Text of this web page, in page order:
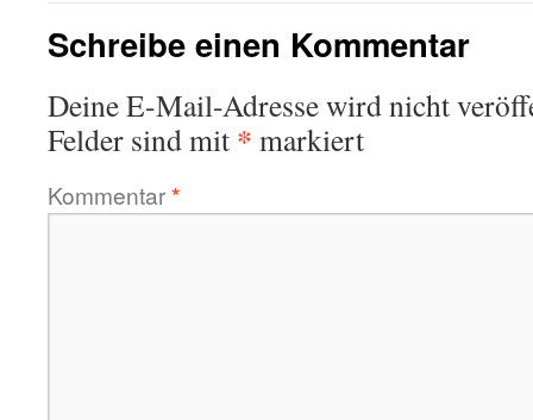
Schreibe einen Kommentar
Deine E-Mail-Adresse wird nicht
Felder sind mit * markiert
Kommentar*